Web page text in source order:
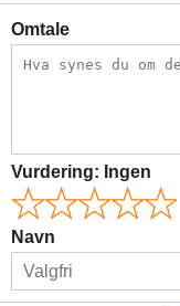
Omtale
Vurdering: Ingen
Navn